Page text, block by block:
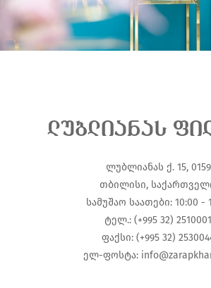
ლუბლიანას
ლუბლიანას ქ. 15, 0159
თბილისი,
სამუშაო საათები: 10:00 -
ტელ.: (+995 32) 2510001
ფაქსი: (+995 32)
ელ-ფოსტა: